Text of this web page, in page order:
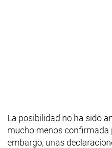
La posibilidad no ha sido
mucho menos confirmada
embargo, unas